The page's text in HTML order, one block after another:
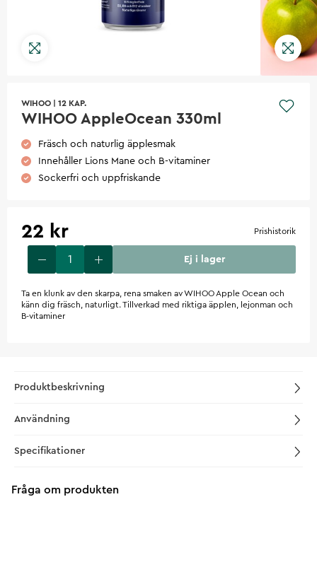
WIHOO 12 KAP.
WIHOO AppleOcean 330ml
Fräsch och naturlig äpplesmak
Innehåller Lions Mane och B-vitaminer
Sockerfri och uppfriskande
22 kr Prishistorik
Ej i lager
Ta en klunk av den skarpa, rena smaken av WIHOO Apple Ocean och
känn dig fräsch, naturligt. Tillverkad med riktiga äpplen, lejonman och
B-vitaminer
Produktbeskrivning
Användning
Specifikationer
Fråga om produkten